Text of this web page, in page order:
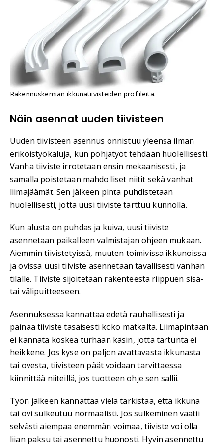
Rakennuskemian ikkunatiivisteiden profiileita.
Näin asennat uuden tiivisteen
Uuden tiivisteen asennus onnistuu yleensä ilman
erikoistyökaluja, kun pohjatyöt tehdään huolellisesti.
Vanha tiiviste irrotetaan ensin mekaanisesti, ja
samalla poistetaan mahdolliset niitit sekä vanhat
liimajäämät. Sen jälkeen pinta puhdistetaan
huolellisesti, jotta uusi tiiviste tarttuu kunnolla.
Kun alusta on puhdas ja kuiva, uusi tiiviste
asennetaan paikalleen valmistajan ohjeen mukaan.
Aiemmin tiivistetyissä, muuten toimivissa ikkunoissa
ja ovissa uusi tiiviste asennetaan tavallisesti vanhan
tilalle. Tiiviste sijoitetaan rakenteesta riippuen sisä-
tai välipuitteeseen.
Asennuksessa kannattaa edetä rauhallisesti ja
painaa tiiviste tasaisesti koko matkalta. Liimapintaan
ei kannata koskea turhaan käsin, jotta tartunta ei
heikkene. Jos kyse on paljon avattavasta ikkunasta
tai ovesta, tiivisteen päät voidaan tarvittaessa
kiinnittää niiteillä, jos tuotteen ohje sen sallii.
Työn jälkeen kannattaa vielä tarkistaa, että ikkuna
tai ovi sulkeutuu normaalisti. Jos sulkeminen vaatii
selvästi aiempaa enemmän voimaa, tiiviste voi olla
liian paksu tai asennettu huonosti. Hyvin asennettu